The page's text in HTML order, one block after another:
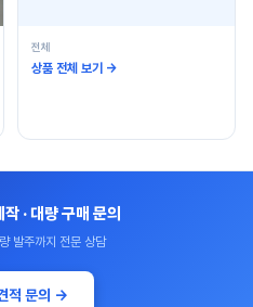
전체
상품 전체 보기 →
· 대량 구매 문의
발주까지 전문 상담
적 문의 →